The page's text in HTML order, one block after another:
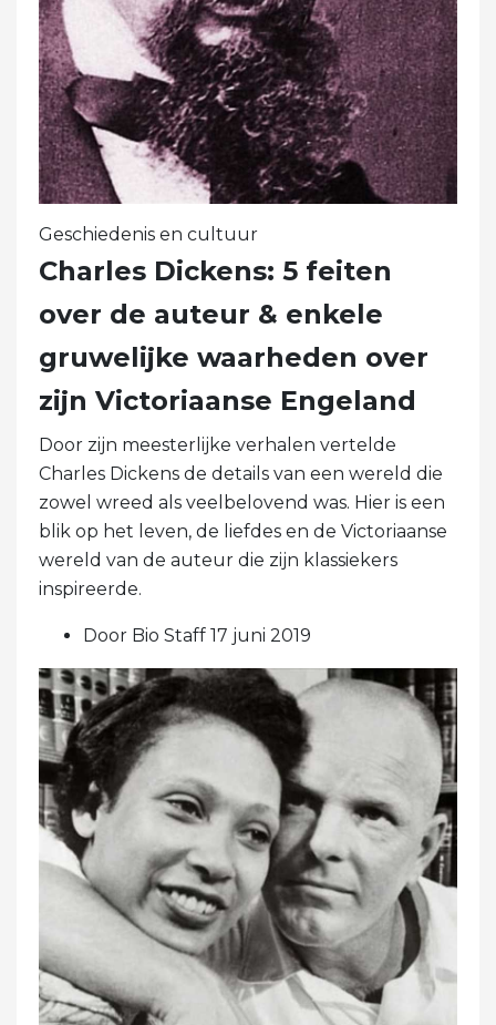
Geschiedenis en cultuur
Charles Dickens: 5 feiten
over de auteur & enkele
gruwelijke waarheden over
zijn Victoriaanse Engeland
Door zijn meesterlijke verhalen vertelde
Charles Dickens de details van een wereld die
zowel wreed als veelbelovend was. Hier is een
blik op het leven, de liefdes en de Victoriaanse
wereld van de auteur die zijn klassiekers
inspireerde.
Door Bio Staff 17 juni 2019